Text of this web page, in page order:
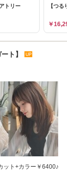
トリー
【つ
￥
ト】
ット+カラー￥6400♪